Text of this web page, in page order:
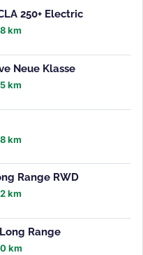
250+ Electric
km
Neue Klasse
km
km
Range RWD
km
Range
km